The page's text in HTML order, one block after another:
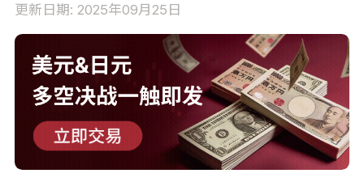
更新日期: 2025年09月25日